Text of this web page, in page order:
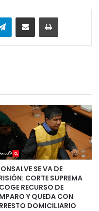
TelegramEnviar vía email Imprimir
SE VA DE
CORTE SUPREMA
RECURSO DE
Y QUEDA CON
DOMICILIARIO